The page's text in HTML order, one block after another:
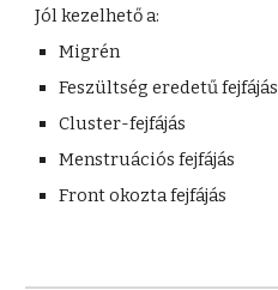
Jól kezelhető a:
Migrén
Feszültség eredetű fejfájás
Cluster-fejfájás
Menstruációs fejfájás
Front okozta fejfájás